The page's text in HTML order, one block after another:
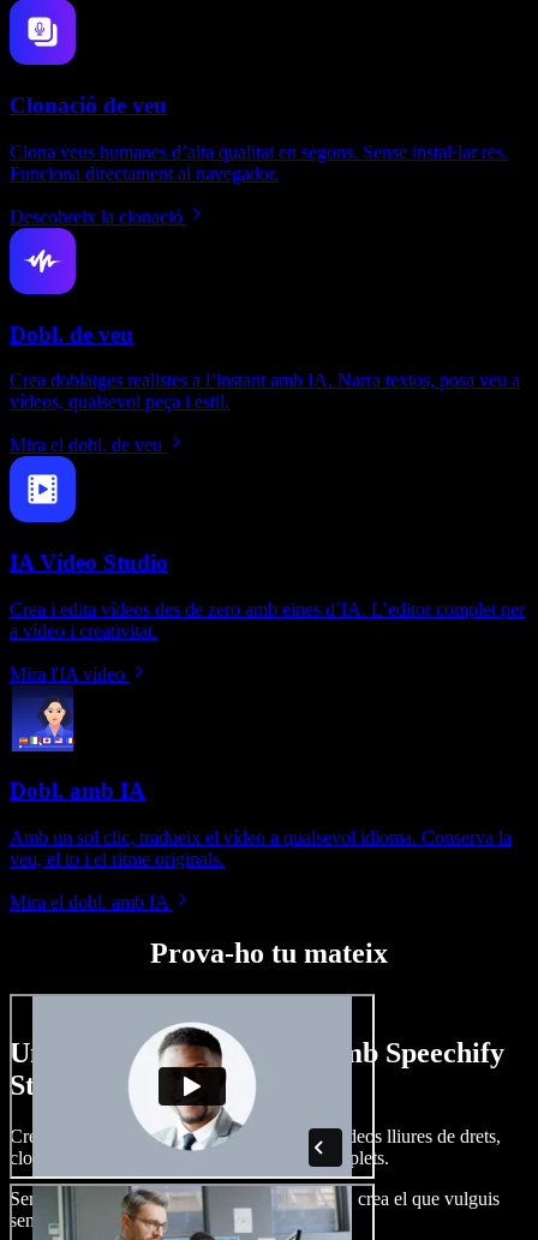
Clonació de veu
Clona veus humanes d’alta qualitat en segons. Sense instal·lar res.
Funciona directament al navegador.
Descobreix la clonació
Dobl. de veu
Crea doblatges realistes a l’instant amb IA. Narra textos, posa veu a
vídeos, qualsevol peça i estil.
Mira el dobl. de veu
IA Vídeo Studio
Crea i edita vídeos des de zero amb eines d’IA. L’editor complet per
a vídeo i creativitat.
Mira l'IA vídeo
Dobl. amb IA
Amb un sol clic, tradueix el vídeo a qualsevol idioma. Conserva la
veu, el to i el ritme originals.
Mira el dobl. amb IA
Prova-ho tu mateix
Un tastet del que pots fer amb Speechify
Studio.
Crea dobl. de veu, afegeix imatges, àudio, vídeos lliures de drets,
clona veus i munta projectes multimèdia complets.
Sense corba d’aprenentatge, tot al navegador: crea el que vulguis
sense els límits de sempre.